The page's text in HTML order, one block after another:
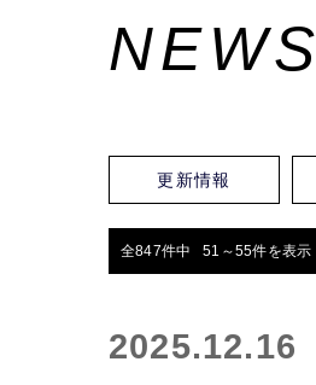
NEWS
更新情報
全847件中 51～55件を表示
2025.12.16